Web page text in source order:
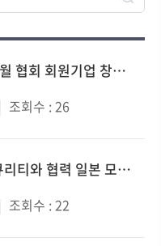
[회원사 창립기념일] 2026년 7월 협회 회원기업 창립기념일 축하를 위한 기념품 및 축하카드 전달
조회수 :26
[(주)서브소프트] 일본 제이시큐리티와 협력 일본 모바일 백신 시장 진출
조회수 :22